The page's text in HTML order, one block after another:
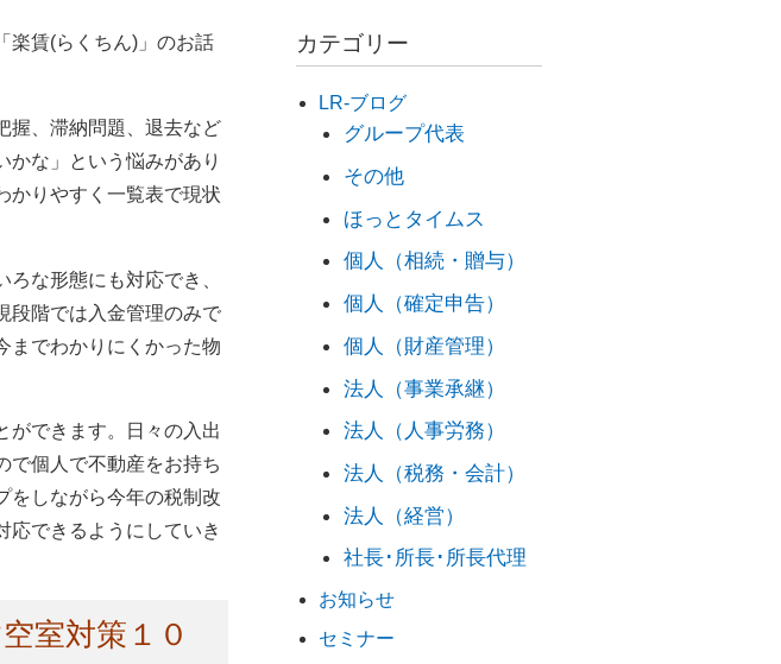
賃(らくちん)」のお話
握、滞納問題、退去など
かな」という悩みがあり
かりやすく一覧表で現状
な形態にも対応でき、
段階では入金管理のみで
までわかりにくかった物
ができます。日々の入出
で個人で不動産をお持ち
をしながら今年の税制改
応できるようにしていき
室対策１０
カテゴリー
LR-ブログ
グループ代表
その他
ほっとタイムス
個人（相続・贈与）
個人（確定申告）
個人（財産管理）
法人（事業承継）
法人（人事労務）
法人（税務・会計）
法人（経営）
社長･所長･所長代理
お知らせ
セミナー